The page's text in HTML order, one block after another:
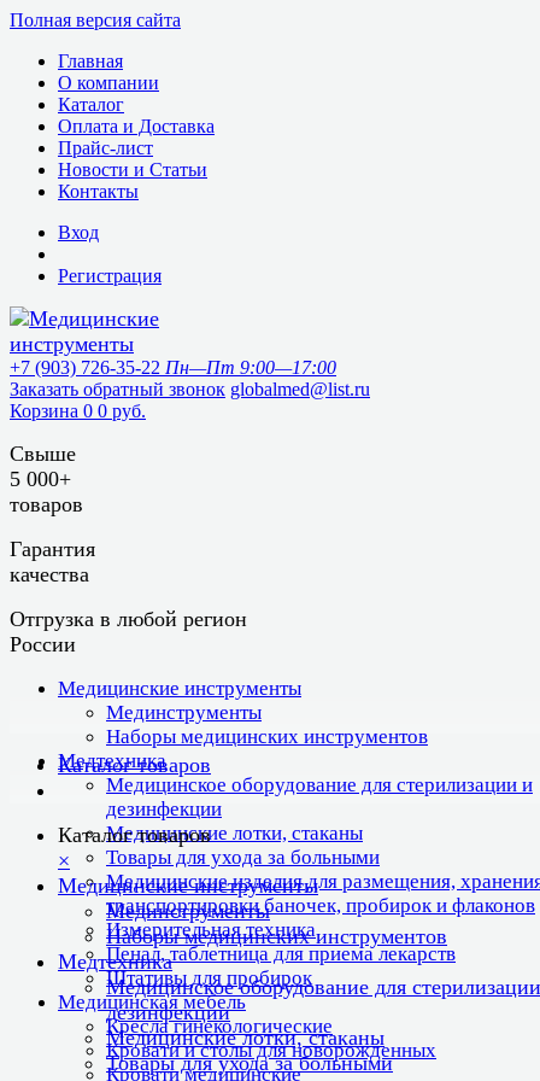
Полная версия сайта
Главная
О компании
Каталог
Оплата и Доставка
Прайс-лист
Новости и Статьи
Контакты
Вход
Регистрация
+7 (903) 726-35-22 Пн—Пт 9:00—17:00
Заказать обратный звонок globalmed@list.ru
Корзина 0 0 руб.
Свыше
5 000+
товаров
Гарантия
качества
Отгрузка в любой регион
России
Медицинские инструменты
Мединструменты
Наборы медицинских инструментов
Медтехника
Медицинское оборудование для стерилизации и
дезинфекции
Медицинские лотки, стаканы
Товары для ухода за больными
Медицинские изделия для размещения,
транспортировки баночек, пробирок и флаконов
Измерительная техника
Пенал, таблетница для приема лекарств
Штативы для пробирок
Медицинская мебель
Кресла гинекологические
Кровати и столы для новорожденных
Кровати медицинские
Каталог товаров
Каталог товаров
×
Медицинские инструменты
Мединструменты
Наборы медицинских инструментов
Медтехника
Медицинское оборудование для
дезинфекции
Медицинские лотки, стаканы
Товары для ухода за больными